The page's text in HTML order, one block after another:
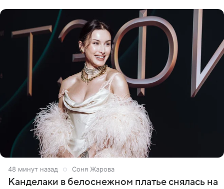
48 минут назад Соня Жарова
Канделаки в белоснежном платье снялась на